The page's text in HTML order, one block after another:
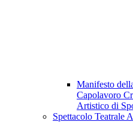
Manifesto
Capolavoro
Artistico di
Spettacolo Teatrale